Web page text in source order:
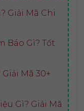
Giải Mã Chi
Báo Gì? Tốt
Mã 30+
Gì? Giải Mã